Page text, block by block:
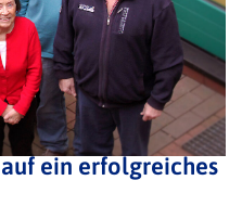
ein erfolgreiches